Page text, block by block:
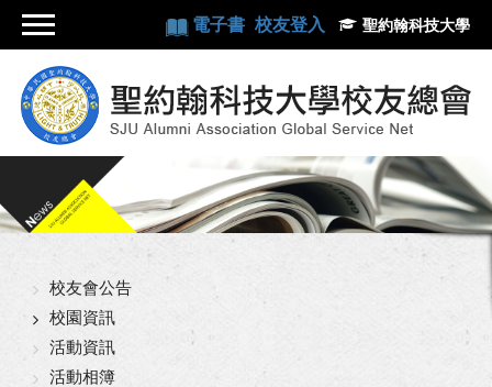
電子書 校友登入 聖約翰科技大學
校友會公告
校園資訊
活動資訊
活動相簿